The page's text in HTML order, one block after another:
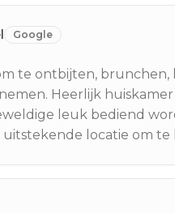
Google
te ontbijten,
Heerlijk
leuk bediend
uitstekende locatie om te